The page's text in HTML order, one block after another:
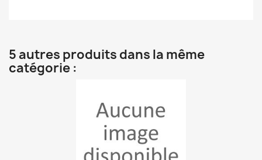
5 autres produits dans la même
catégorie :